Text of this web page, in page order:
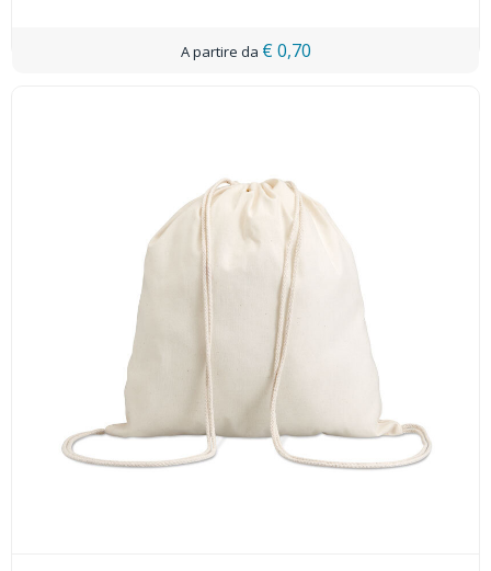
€ 0,70